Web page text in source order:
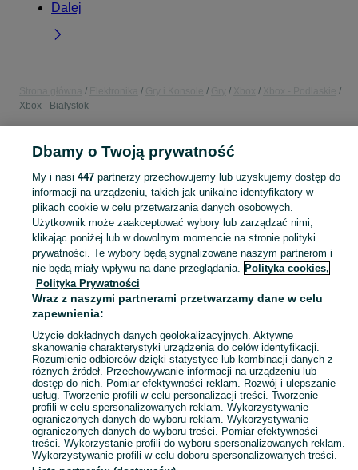
Dalej
Xbox - Białystok
POLSKA » PODLASKIE » BIAŁYSTOK
KATEGORIA
Zobacz
Mapa kategorii
Mapa miejscowości
Mapa ministron
Popularne wyszukiwania
Dbamy o Twoją prywatność
My i nasi 447partnerzy przechowujemy lub uzyskujemy dostęp do
informacji na urządzeniu, takich jak unikalne identyfikatory w
plikach cookie w celu przetwarzania danych osobowych.
Użytkownik może zaakceptować wybory lub zarządzać nimi,
klikając poniżej lub w dowolnym momencie na stronie polityki
prywatności. Te wybory będą sygnalizowane naszym partnerom i
nie będą miały wpływu na dane przeglądania. Polityka cookies,
Polityka Prywatności
Wraz z naszymi partnerami przetwarzamy dane w celu
zapewnienia:
Użycie dokładnych danych geolokalizacyjnych. Aktywne
skanowanie charakterystyki urządzenia do celów identyfikacji.
Rozumienie odbiorców dzięki statystyce lub kombinacji danych z
różnych źródeł. Przechowywanie informacji na urządzeniu lub
dostęp do nich. Pomiar efektywności reklam. Rozwój i ulepszanie
usług. Tworzenie profili w celu personalizacji treści. Tworzenie
profili w celu spersonalizowanych reklam. Wykorzystywanie
ograniczonych danych do wyboru reklam. Wykorzystywanie
ograniczonych danych do wyboru treści. Pomiar efektywności
treści. Wykorzystanie profili do wyboru spersonalizowanych reklam.
Wykorzystywanie profili w celu doboru spersonalizowanych treści.